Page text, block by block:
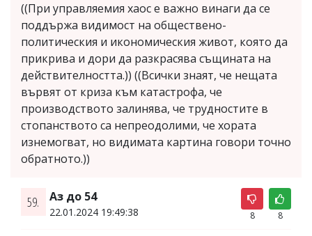
((При управляемия хаос е важно винаги да се
поддържа видимост на обществено-
политическия и икономическия живот, която да
прикрива и дори да разкрасява същината на
действителността.)) ((Всички знаят, че нещата
вървят от криза към катастрофa, че
производството залинява, че трудностите в
стопанството са непреодолими, че хората
изнемогват, но видимата картина говори точно
обратното.))
59. Аз до 54
22.01.2024 19:49:38 8 8